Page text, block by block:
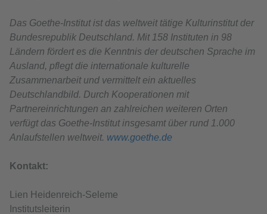
Das Goethe-Institut ist das weltweit tätige Kulturinstitut der
Bundesrepublik Deutschland. Mit 158 Instituten in 98
Ländern fördert es die Kenntnis der deutschen Sprache im
Ausland, pflegt die internationale kulturelle
Zusammenarbeit und vermittelt ein aktuelles
Deutschlandbild. Durch Kooperationen mit
Partnereinrichtungen an zahlreichen weiteren Orten
verfügt das Goethe-Institut insgesamt über rund 1.000
Anlaufstellen weltweit. www.goethe.de
Kontakt:
Lien Heidenreich-Seleme
Institutsleiterin